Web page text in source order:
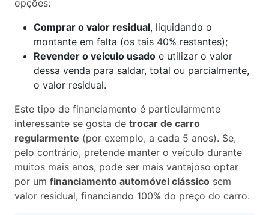
opções:
Comprar o valor residual, liquidando o
montante em falta (os tais 40% restantes);
Revender o veículo usado e utilizar o valor
dessa venda para saldar, total ou parcialmente,
o valor residual.
Este tipo de financiamento é particularmente
interessante se gosta de trocar de carro
regularmente (por exemplo, a cada 5 anos). Se,
pelo contrário, pretende manter o veículo durante
muitos mais anos, pode ser mais vantajoso optar
por um financiamento automóvel clássico sem
valor residual, financiando 100% do preço do carro.